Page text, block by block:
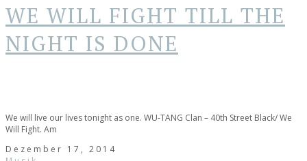
WE WILL FIGHT TILL THE
NIGHT IS DONE
We will live our lives tonight as one. WU-TANG Clan – 40th Street Black/ We
Will Fight. Am
Dezember 17, 2014